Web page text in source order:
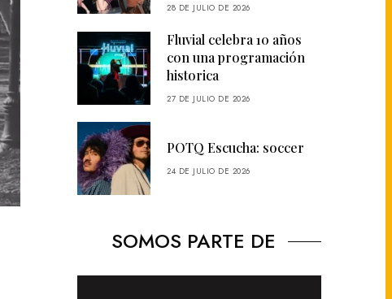
28 DE JULIO DE 2026
Fluvial celebra 10 años
con una programación
historica
27 DE JULIO DE 2026
POTQ Escucha: soccer
24 DE JULIO DE 2026
SOMOS PARTE DE